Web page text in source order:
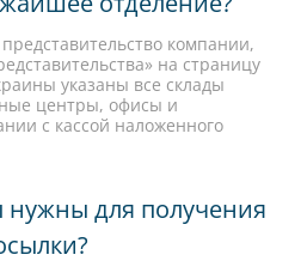
компании,
на страницу
указаны все склады
центры, офисы и
с кассой наложенного
нужны для получения